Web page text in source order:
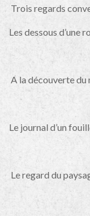
Trois regards
Les dessous d’une
A la découverte du
Le journal d’un
Le regard du